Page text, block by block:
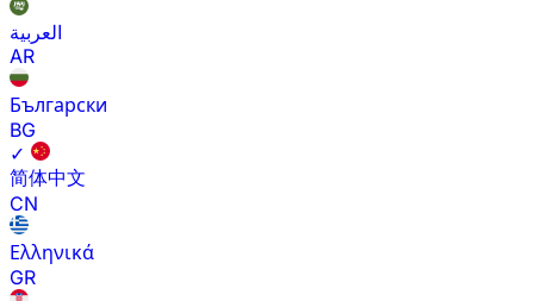
العربية
AR
Български
BG
✓
简体中文
CN
Ελληνικά
GR